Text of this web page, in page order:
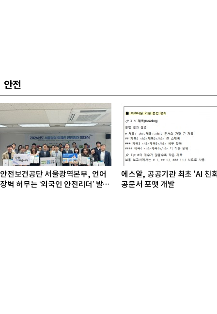
안전
안전보건공단 서울광역본부, 언어
장벽 허무는 ‘외국인 안전리더’ 발대
에스알, 공공기관 최초 'AI 친
공문서 포맷 개발